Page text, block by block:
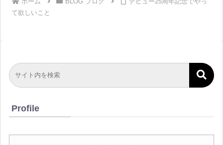
て欲しいこと
Profile